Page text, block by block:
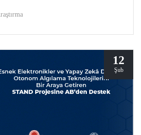
of Best Practices in
kapsamında desteklenmeye hak
12
Şub